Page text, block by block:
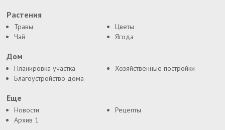
Растения
Травы
Цветы
Чай
Ягода
Дом
Планировка участка
Хозяйственные постройки
Благоустройство дома
Еще
Новости
Рецепты
Архив 1